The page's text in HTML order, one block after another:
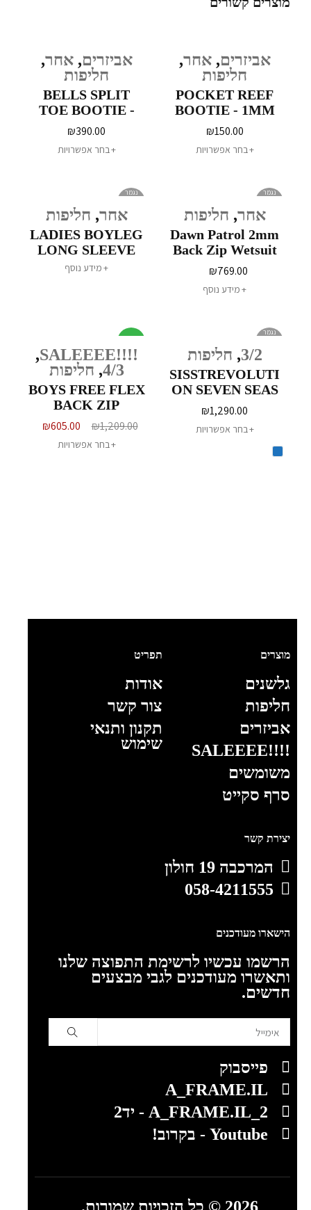
אביזרים,אחר,
חליפות
POCKET REEF
BOOTIE - 1MM
₪150.00
בחר אפשרויות
אביזרים,אחר,
חליפות
BELLS SPLIT
TOE BOOTIE -
3MM
₪390.00
בחר אפשרויות
נגמר
אחר, חליפות
Dawn Patrol 2mm
Back Zip Wetsuit
Spring
₪769.00
מידע נוסף
נגמר
אחר, חליפות
LADIES BOYLEG
LONG SLEEVE
WETSUIT -2MM
מידע נוסף
נגמר
3/2
, חליפות
SISSTREVOLUTI
ON SEVEN SEAS
CHEST ZIP
WETSUIT
₪1,290.00
בחר אפשרויות
!!!!SALEEEE
,
4/3
, חליפות
BOYS FREE FLEX
BACK ZIP
STEAMER 4/3MM
₪1,209.00
₪605.00
בחר אפשרויות
מוצרים
גלשנים
חליפות
אביזרים
!!!!SALEEEE
משומשים
סרף סקייט
תפריט
אודות
צור קשר
תקנון ותנאי
שימוש
יצירת קשר
המרכבה 19 חולון
058-4211555
הישארו מעודכנים
הרשמו עכשיו לרשימת התפוצה שלנו
ותאשרו מעודכנים לגבי מבצעים
חדשים.
פייסבוק
A_FRAME.IL
A_FRAME.IL_2 - יד2
Youtube - בקרוב!